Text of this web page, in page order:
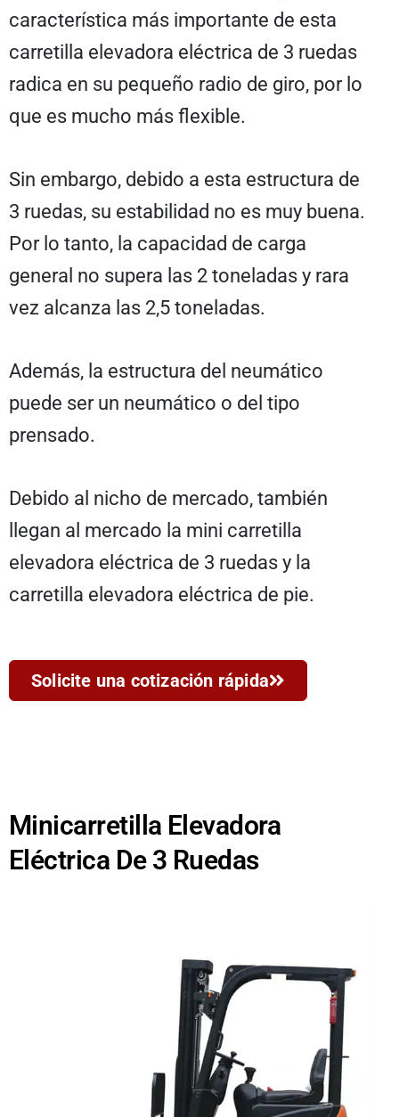
característica más importante de esta
carretilla elevadora eléctrica de 3 ruedas
radica en su pequeño radio de giro, por lo
que es mucho más flexible.
Sin embargo, debido a esta estructura de
3 ruedas, su estabilidad no es muy buena.
Por lo tanto, la capacidad de carga
general no supera las 2 toneladas y rara
vez alcanza las 2,5 toneladas.
Además, la estructura del neumático
puede ser un neumático o del tipo
prensado.
Debido al nicho de mercado, también
llegan al mercado la mini carretilla
elevadora eléctrica de 3 ruedas y la
carretilla elevadora eléctrica de pie.
Solicite una cotización rápida
Minicarretilla Elevadora
Eléctrica De 3 Ruedas